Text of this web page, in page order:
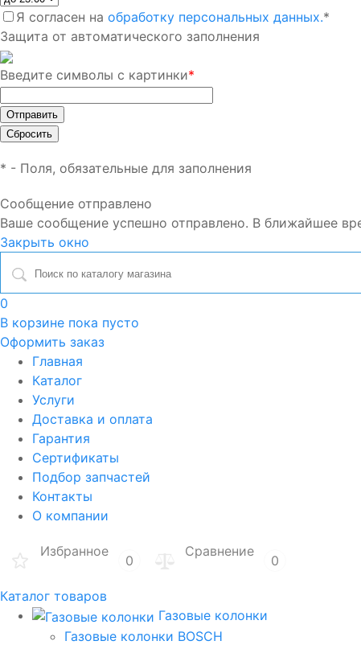
Я согласен на обработку персональных данных.*
Защита от автоматического заполнения
Введите символы с картинки*
* - Поля, обязательные для заполнения
Сообщение отправлено
Ваше сообщение успешно отправлено. В ближайшее
Закрыть окно
0
В корзине пока пусто
Оформить заказ
Главная
Каталог
Услуги
Доставка и оплата
Гарантия
Сертификаты
Подбор запчастей
Контакты
О компании
Избранное
0
Сравнение
0
Каталог товаров
Газовые колонки
Газовые колонки BOSCH